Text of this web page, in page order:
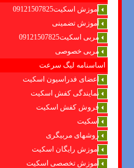
آموزش اسکیت09121507825
آموزش تضمینی
مربی اسکیت09121507825
مربی خصوصی
اساسنامه لیگ سرعت
اعضای فدراسیون اسکیت
نمایندگی کفش اسکیت
فروش کفش اسکیت
اسکیت
روشهای مربیگری
اموزش رایگان اسکیت
آموزش تخصصی اسکیت